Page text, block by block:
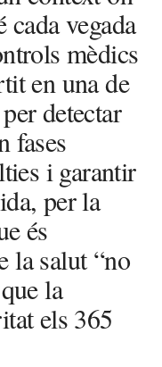
cada vegada
mèdics
en una de
detectar
fases
i garantir
per la
és
la salut “no
la
els 365